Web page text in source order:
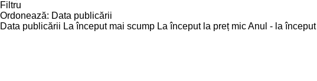
Filtru
Ordonează: Data publicării
Data publicării La început mai scump La început la preț micAnul - la